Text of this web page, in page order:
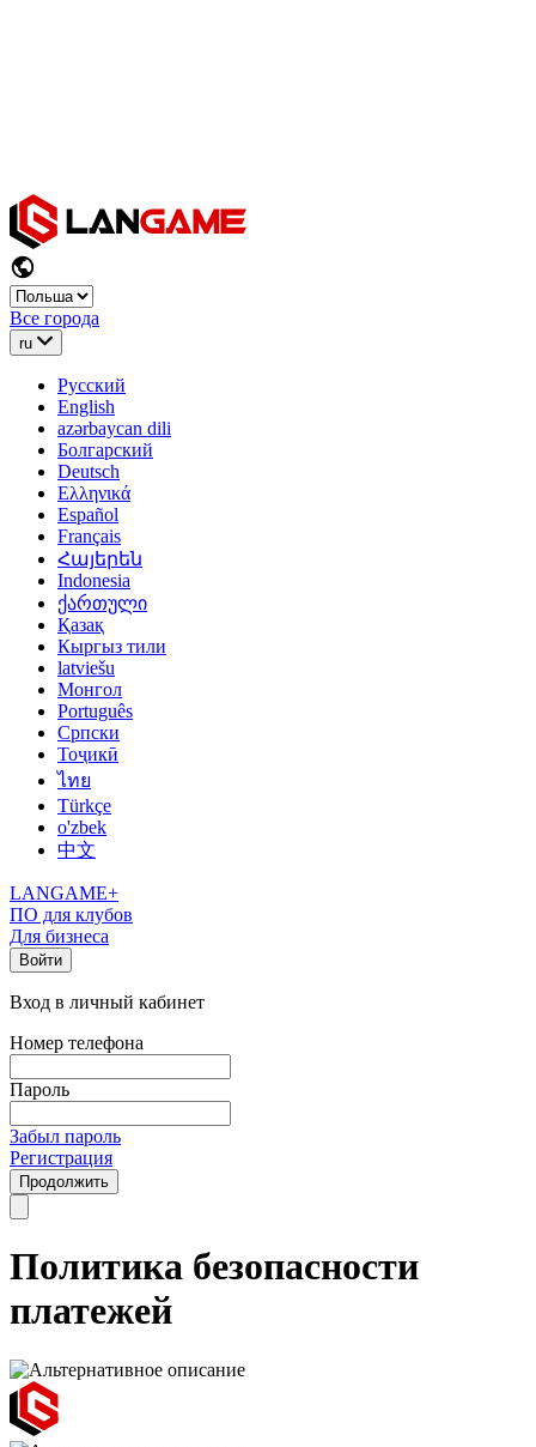
Все города
ru
Русский
English
azərbaycan dili
Болгарский
Deutsch
Ελληνικά
Español
Français
Հայերեն
Indonesia
ქართული
Қазақ
Кыргыз тили
latviešu
Монгол
Português
Српски
Тоҷикӣ
ไทย
Türkçe
o'zbek
中文
LANGAME+
ПО для клубов
Для бизнеса
Войти
Вход в личный кабинет
Номер телефона
Пароль
Забыл пароль
Регистрация
Продолжить
Политика безопасности
платежей